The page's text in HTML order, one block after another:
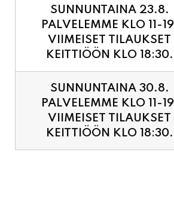
KEITTIÖÖN KLO 18:30.
SUNNUNTAINA 30.8.
PALVELEMME KLO 11-19,
VIIMEISET TILAUKSET
KEITTIÖÖN KLO 18:30.